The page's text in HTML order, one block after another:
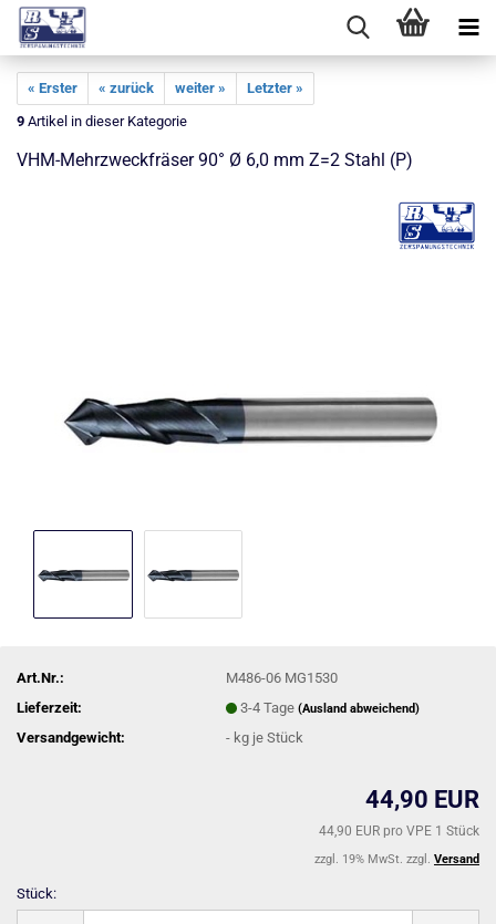
« Erster « zurück weiter »
Letzter »
9 Artikel in dieser Kategorie
VHM-Mehrzweckfräser 90° Ø 6,0 mm Z=2 Stahl (P)
Art.Nr.:
M486-06 MG1530
Lieferzeit:
3-4 Tage(Ausland abweichend)
Versandgewicht: - kg je Stück
44,90 EUR
44,90 EUR pro VPE 1 Stück
zzgl. 19% MwSt. zzgl. Versand
Stück: